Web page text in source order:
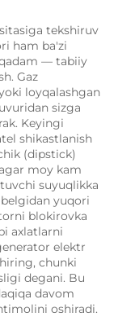
tekshiruv
ham ba'zi
— tabiiy
Gaz
loyqalashgan
sizga
Keyingi
shikastlanish
(dipstick)
moy kam
suyuqlikka
yuqori
blokirovka
axlatlarni
elektr
chunki
degani. Bu
davom
oshiradi.